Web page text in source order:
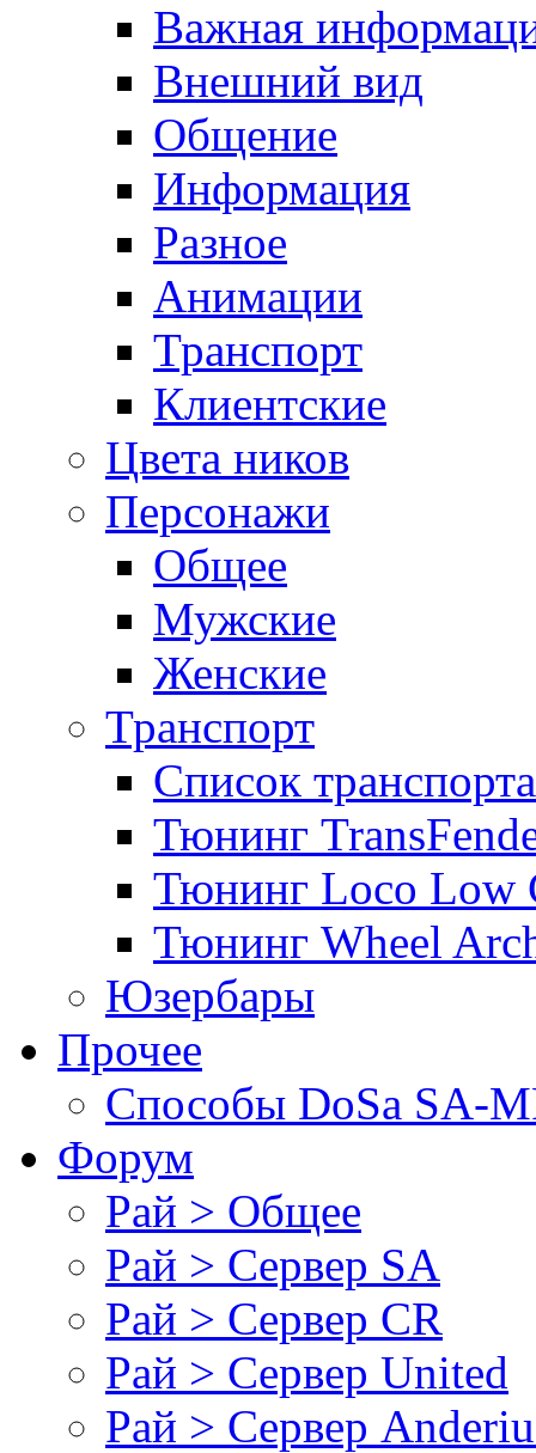
Важная
Внешний вид
Общение
Информация
Разное
Анимации
Транспорт
Клиентские
Цвета ников
Персонажи
Общее
Мужские
Женские
Транспорт
Список транспорта
Тюнинг
Тюнинг Loco Low
Тюнинг Wheel
Юзербары
Прочее
Cпособы DoSа SA-
Форум
Рай > Общее
Рай > Сервер SA
Рай > Сервер CR
Рай > Сервер United
Рай > Сервер